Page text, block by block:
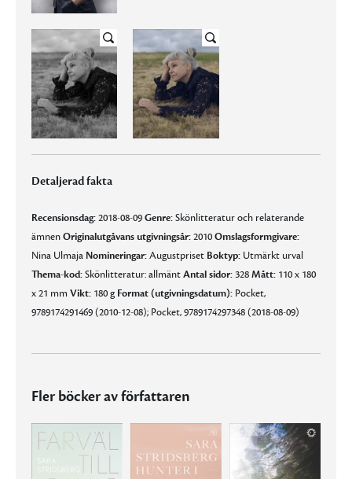
Detaljerad fakta
Recensionsdag:2018-08-09Genre:Skönlitteratur och relaterande
ämnenOriginalutgåvans utgivningsår:2010Omslagsformgivare:
Nina Ulmaja Nomineringar:Augustpriset Boktyp: Utmärkt urval
Thema-kod:Skönlitteratur: allmäntAntal sidor:328Mått: 110 x 180
x 21 mmVikt: 180 g Format (utgivningsdatum): Pocket,
9789174291469 (2010-12-08); Pocket, 9789174297348 (2018-08-09)
Fler böcker av författaren